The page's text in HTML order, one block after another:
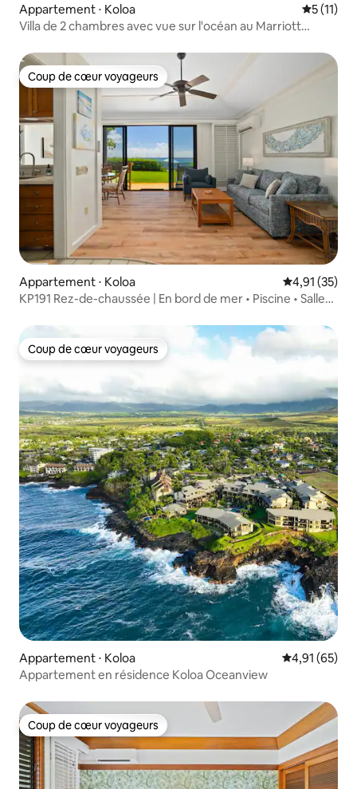
Appartement ⋅ Koloa
5 (11)
Villa de 2 chambres avec vue sur l'océan au Marriott
Coup de cœur voyageurs
Coup de cœur voyageurs
Appartement ⋅ Koloa Évaluation
4,91 (35)
KP191 Rez-de-chaussée | En bord de mer • Piscine • Salle
Coup de cœur voyageurs
Coup de cœur voyageurs
Appartement ⋅ Koloa Évaluation
4,91 (65)
Appartement en résidence Koloa Oceanview
Coup de cœur voyageurs
Coup de cœur voyageurs